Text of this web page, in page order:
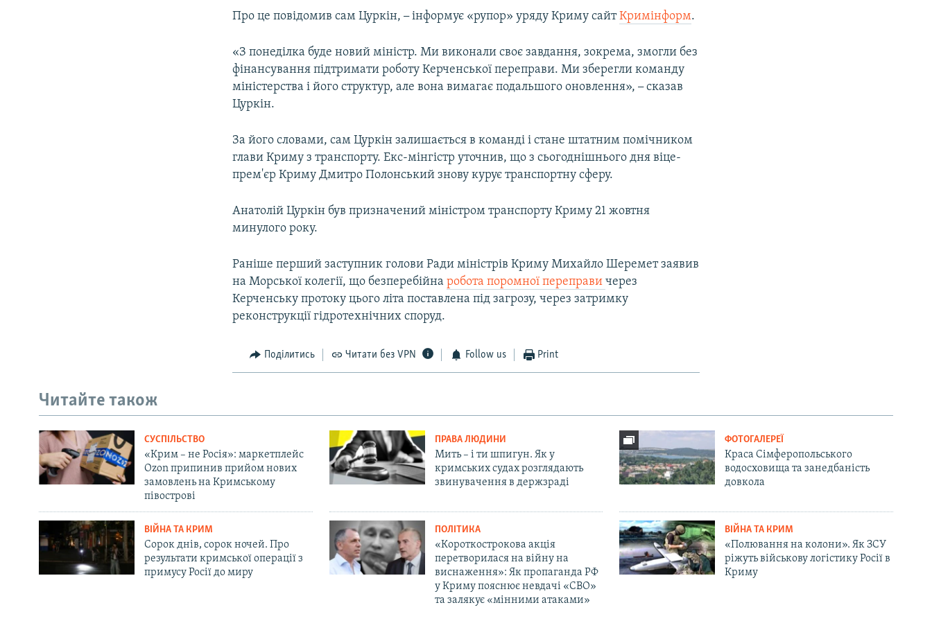
Про це повідомив сам Цуркін,–інформує «рупор» уряду Криму сайтКримінформ.
«З понеділка буде новий міністр. Ми виконали своє завдання, зокрема, змогли без
фінансування підтримати роботу Керченської переправи. Ми зберегли команду
міністерства і його структур, але вона вимагає подальшого оновлення»,–сказав
Цуркін.
За його словами, сам Цуркін залишається в команді і стане штатним помічником
глави Криму з транспорту. Екс-мінгістр уточнив, що з сьогоднішнього дня віце-
прем'єр Криму Дмитро Полонський знову курує транспортну сферу.
Анатолій Цуркін був призначений міністром транспорту Криму 21 жовтня
минулого року.
Раніше перший заступник голови Ради міністрів Криму Михайло Шеремет заявив
на Морської колегії, що безперебійнаробота поромної переправичерез
Керченську протоку цього літа поставлена під загрозу, через затримку
реконструкції гідротехнічних споруд.
Поділитись Читати без VPN Follow us Print
Читайте також
СУСПІЛЬСТВО
«Крим – не Росія»: маркетплейс
Ozon припинив прийом нових
замовлень на Кримському
півострові
ПРАВА ЛЮДИНИ
Мить – і ти шпигун. Як у
кримських судах розглядають
звинувачення в держзраді
ФОТОГАЛЕРЕЇ
Краса Сімферопольського
водосховища та занедбаність
довкола
ВІЙНА ТА КРИМ
Сорок днів, сорок ночей. Про
результати кримської операції з
примусу Росії до миру
ПОЛІТИКА
«Короткострокова акція
перетворилася на війну на
виснаження»: Як пропаганда РФ
у Криму пояснює невдачі «СВО»
та залякує «мінними атаками»
ВІЙНА ТА КРИМ
«Полювання на колони». Як ЗСУ
ріжуть військову логістику Росії в
Криму